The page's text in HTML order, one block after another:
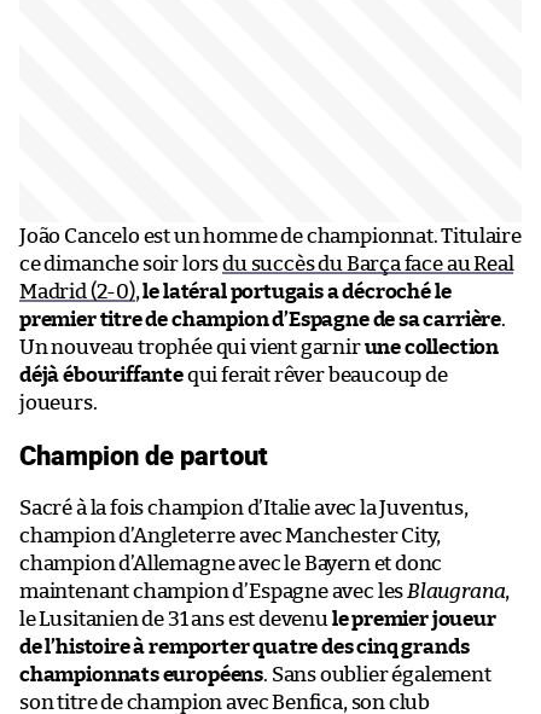
João Cancelo est un homme de championnat. Titulaire
ce dimanche soir lorsdu succès du Barça face au Real
Madrid (2-0),le latéral portugais a décroché le
premier titre de champion d’Espagne de sa carrière.
Un nouveau trophée qui vient garnirune collection
déjà ébouriffantequi ferait rêver beaucoup de
joueurs.
Champion de partout
Sacré à la fois champion d’Italie avec la Juventus,
champion d’Angleterre avec Manchester City,
champion d’Allemagne avec le Bayern et donc
maintenant champion d’Espagne avec les Blaugrana,
le Lusitanien de 31 ans est devenu le premier joueur
de l’histoire à remporter quatre des cinq grands
championnats européens. Sans oublier également
son titre de champion avec Benfica, son club